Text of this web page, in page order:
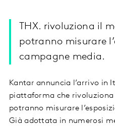
THX. rivoluziona il
potranno misurare
campagne media.
Kantar annuncia l’arrivo in
piattaforma che
potranno misurare
Già adottata in numerosi